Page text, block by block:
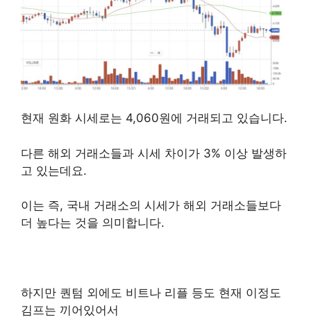
현재 원화 시세로는 4,060원에 거래되고 있습니다.
다른 해외 거래소들과 시세 차이가 3% 이상 발생하
고 있는데요.
이는 즉, 국내 거래소의 시세가 해외 거래소들보다
더 높다는 것을 의미합니다.
하지만 퀀텀 외에도 비트나 리플 등도 현재 이정도
김프는 끼어있어서